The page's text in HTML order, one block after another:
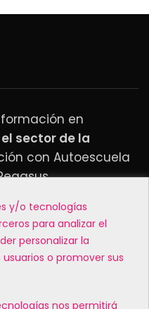
y/o tecnologías
para analizar el
personalizar la
o promover sus
nos permitirá
en
sector de la
con Autoescuela
CENTROS